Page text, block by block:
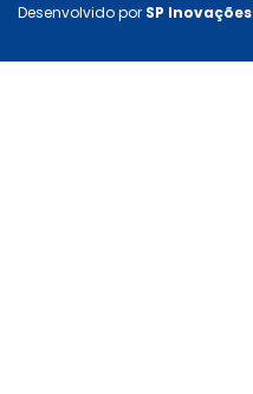
Desenvolvido por SP Inovações